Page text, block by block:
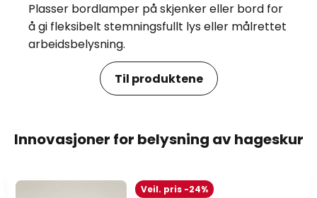
Plasser bordlamper på skjenker eller bord for
å gi fleksibelt stemningsfullt lys eller målrettet
arbeidsbelysning.
Til produktene
Innovasjoner for belysning av hageskur
Veil. pris -24%